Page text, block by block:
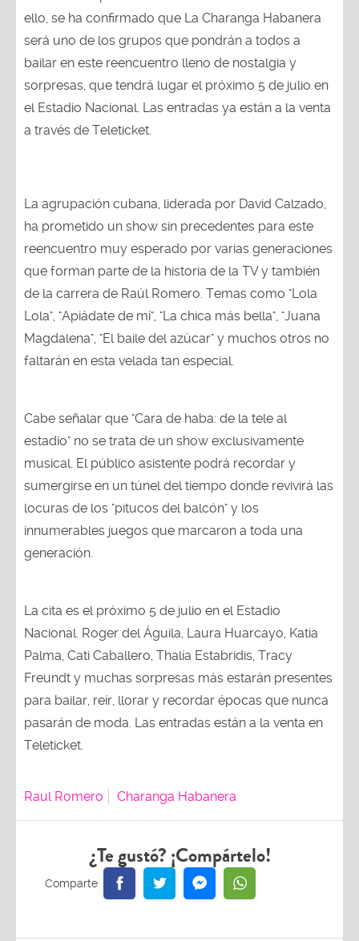
será uno de los grupos que pondrán a todos a
bailar en este reencuentro lleno de nostalgia y
sorpresas, que tendrá lugar el próximo 5 de julio en
el Estadio Nacional. Las entradas ya están a la venta
a través de Teleticket.
ha prometido un show sin precedentes para este
reencuentro muy esperado por varias generaciones
que forman parte de la historia de la TV y también
de la carrera de Raúl Romero. Temas como "Lola
Lola", "Apiádate de mí", "La chica más bella", "Juana
Magdalena", "El baile del azúcar" y muchos otros no
faltarán en esta velada tan especial.
estadio" no se trata de un show exclusivamente
musical. El público asistente podrá recordar y
sumergirse en un túnel del tiempo donde revivirá las
locuras de los "pitucos del balcón" y los
innumerables juegos que marcaron a toda una
generación.
Nacional. Roger del Águila, Laura Huarcayo, Katia
Palma, Cati Caballero, Thalía Estabridis, Tracy
Freundt y muchas sorpresas más estarán presentes
para bailar, reír, llorar y recordar épocas que nunca
pasarán de moda. Las entradas están a la venta en
Teleticket.